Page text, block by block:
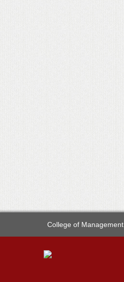
College of Management